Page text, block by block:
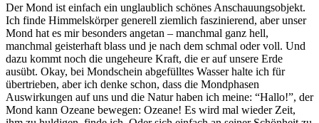
Der Mond ist einfach ein unglaublich schönes Anschauungsobjekt.
Ich finde Himmelskörper generell ziemlich faszinierend, aber unser
Mond hat es mir besonders angetan – manchmal ganz hell,
manchmal geisterhaft blass und je nach dem schmal oder voll. Und
dazu kommt noch die ungeheure Kraft, die er auf unsere Erde
ausübt. Okay, bei Mondschein abgefülltes Wasser halte ich für
übertrieben, aber ich denke schon, dass die Mondphasen
Auswirkungen auf uns und die Natur haben ich meine: “Hallo!”, der
Mond kann Ozeane bewegen: Ozeane! Es wird mal wieder Zeit,